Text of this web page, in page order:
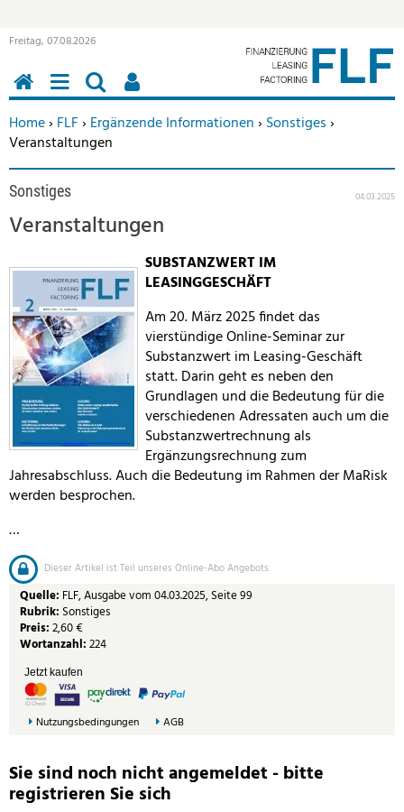
Freitag, 07.08.2026
Sie befinden sich hier:
Home›FLF›Ergänzende Informationen›Sonstiges›
Veranstaltungen
Sonstiges 04.03.2025
Veranstaltungen
SUBSTANZWERT IM
LEASINGGESCHÄFT
Am 20. März 2025 findet das
vierstündige Online-Seminar zur
Substanzwert im Leasing-Geschäft
statt. Darin geht es neben den
Grundlagen und die Bedeutung für die
verschiedenen Adressaten auch um die
Substanzwertrechnung als
Ergänzungsrechnung zum
Jahresabschluss. Auch die Bedeutung im Rahmen der MaRisk
werden besprochen.
…
Dieser Artikel ist Teil unseres Online-Abo Angebots.
Quelle: FLF, Ausgabe vom 04.03.2025, Seite 99
Rubrik: Sonstiges
Preis:2,60 €
Wortanzahl:224
Jetzt kaufen
Nutzungsbedingungen AGB
Sie sind noch nicht angemeldet - bitte
registrieren Sie sich
HOMEMENÜSUCHEN
BENUTZERFUNKTIONEN